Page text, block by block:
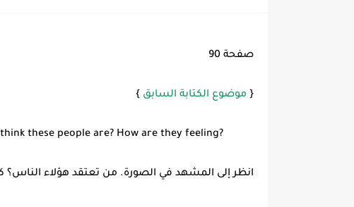
صفحة 90
{ موضوع الكتابة السابق }
these people are? How are they feeling?
انظر إلى المشهد في الصورة. من تعتقد هؤلاء